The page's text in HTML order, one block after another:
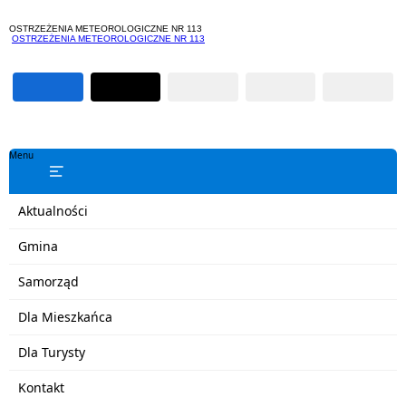
OSTRZEŻENIA METEOROLOGICZNE NR 113
OSTRZEŻENIA METEOROLOGICZNE NR 113
Menu
Aktualności
Gmina
Samorząd
Dla Mieszkańca
Dla Turysty
Kontakt